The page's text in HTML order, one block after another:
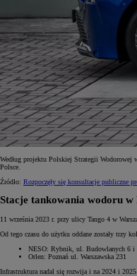
Według projektu Polskiej Strategii Wodorowej
Polsce.
Źródło: Rozpoczęły się konsultacje
Stacje tankowania wodoru w
11 września 2023 r. przy ulicy Tango 4 w
Od tego czasu do użytku oddane zostały trzy
NESO: Rybnik, ul. Budowlanych 6 i
Orlen: Poznań ul. Warszawska 231
Infrastruktura nadal się rozwija i na 2024 i